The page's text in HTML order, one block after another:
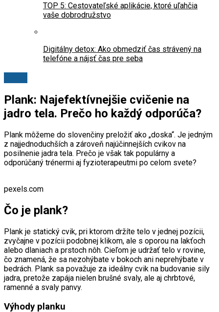
TOP 5: Cestovateľské aplikácie, ktoré uľahčia
vaše dobrodružstvo
Digitálny detox: Ako obmedziť čas strávený na
telefóne a nájsť čas pre seba
Plank: Najefektívnejšie cvičenie na
jadro tela. Prečo ho každý odporúča?
Plank môžeme do slovenčiny preložiť ako „doska“. Je jedným
z najjednoduchších a zároveň najúčinnejších cvikov na
posilnenie jadra tela. Prečo je však tak populárny a
odporúčaný trénermi aj fyzioterapeutmi po celom svete?
pexels.com
Čo je plank?
Plank je statický cvik, pri ktorom držíte telo v jednej pozícii,
zvyčajne v pozícii podobnej klikom, ale s oporou na lakťoch
alebo dlaniach a prstoch nôh. Cieľom je udržať telo v rovine,
čo znamená, že sa nezohýbate v bokoch ani neprehýbate v
bedrách. Plank sa považuje za ideálny cvik na budovanie sily
jadra, pretože zapája nielen brušné svaly, ale aj chrbtové,
ramenné a svaly panvy.
Výhody planku